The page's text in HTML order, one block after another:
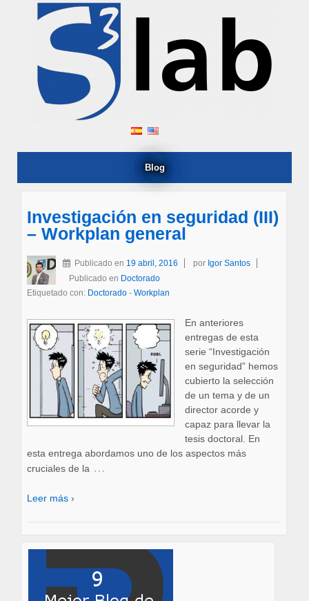
Blog
Investigación en seguridad (III)
– Workplan general
Publicado en 19 abril, 2016 por Igor Santos
Publicado en Doctorado
Etiquetado con: Doctorado- Workplan
En anteriores
entregas de esta
serie “Investigación
en seguridad” hemos
cubierto la selección
de un tema y de un
director acorde y
capaz para llevar la
tesis doctoral. En
esta entrega abordamos uno de los aspectos más
cruciales de la …
Leer más ›